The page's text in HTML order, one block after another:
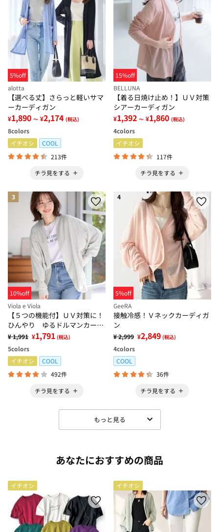
5%off
alotta
【選べる丈】さらっと軽いサマ
ーカーディガン
¥1,890 ～ ¥2,174 (税込)
8colors
イチオシ
COOL
213件
チラ見をする
15%off
BELLUNA
【着る日焼け止め！】ＵＶ対策
シアーカーディガン
¥1,392 ～ ¥1,860 (税込)
4colors
イチオシ
117件
チラ見をする
3
10%off
Viola e Viola
【５つの機能付】ＵＶ対策に！
ひんやり ゆるドルマンカーデ
ィガン
¥ 1,991 ¥1,791 (税込)
5colors
イチオシ
COOL
492件
チラ見をする
4
5%off
GeeRA
接触冷感！Ｖネックカーディガ
ン
¥ 2,999 ¥2,849 (税込)
4colors
COOL
36件
チラ見をする
もっと見る
あなたにおすすめの商品
イチオシ イチオシ